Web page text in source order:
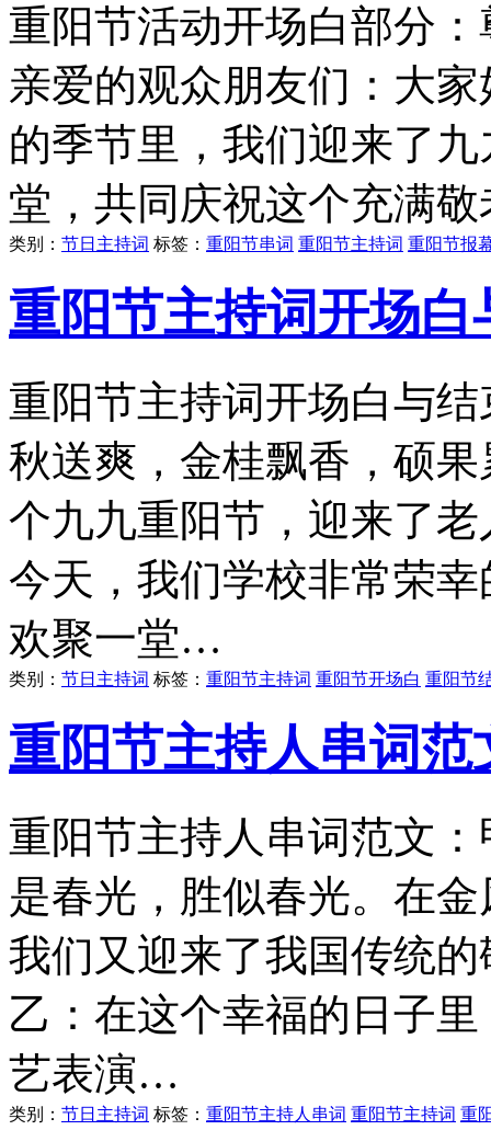
重阳节活动开场白部分
亲爱的观众朋友们：大
的季节里，我们迎来了
堂，共同庆祝这个充满
类别： 节日主持词 标签： 重阳节串词 重阳节主持词 重阳节报
重阳节主持词开场白
重阳节主持词开场白与
秋送爽，金桂飘香，硕
个九九重阳节，迎来了
今天，我们学校非常荣
欢聚一堂…
类别： 节日主持词 标签： 重阳节主持词 重阳节开场白 重阳节
重阳节主持人串词范
重阳节主持人串词范文
是春光，胜似春光。在
我们又迎来了我国传统
乙：在这个幸福的日子
艺表演…
类别： 节日主持词 标签： 重阳节主持人串词 重阳节主持词 重